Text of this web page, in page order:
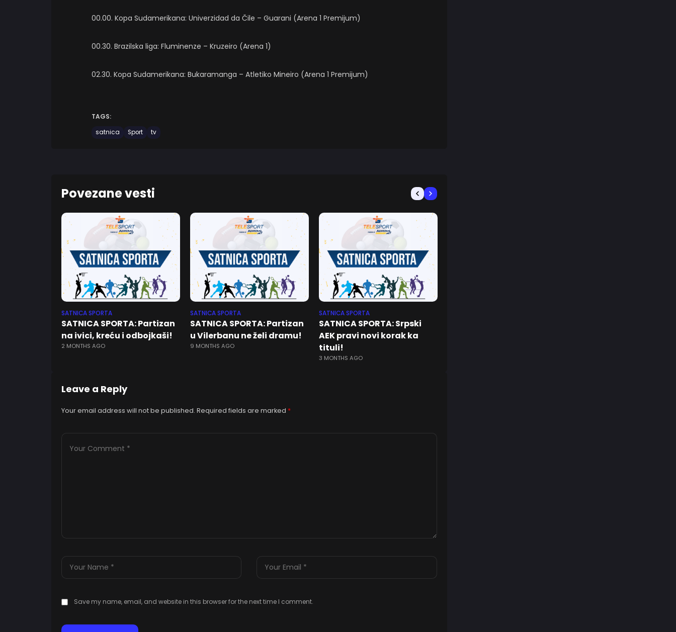
00.00. Kopa Sudamerikana: Univerzidad da Čile – Guarani (Arena 1 Premijum)
00.30. Brazilska liga: Fluminenze – Kruzeiro (Arena 1)
02.30. Kopa Sudamerikana: Bukaramanga – Atletiko Mineiro (Arena 1 Premijum)
TAGS:
satnica
Sport tv
Povezane vesti
SATNICA SPORTA
SATNICA SPORTA: Partizan
na ivici, kreću i odbojkaši!
2 MONTHS AGO
SATNICA SPORTA
SATNICA SPORTA: Partizan
u Vilerbanu ne želi dramu!
9 MONTHS AGO
SATNICA SPORTA
SATNICA SPORTA: Srpski
AEK pravi novi korak ka
tituli!
3 MONTHS AGO
Leave a Reply
Your email address will not be published. Required fields are marked *
Save my name, email, and website in this browser for the next time I comment.